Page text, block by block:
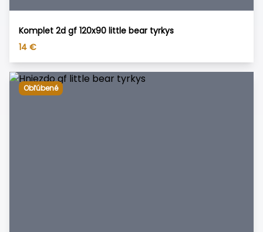
Komplet 2d gf 120x90 little bear tyrkys
14 €
Obľúbené